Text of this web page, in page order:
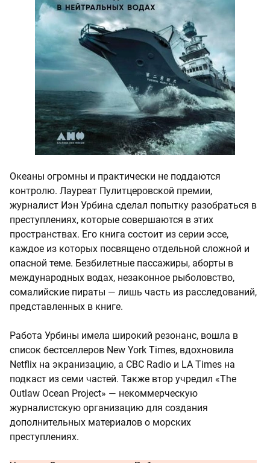
Океаны огромны и практически не поддаются
контролю. Лауреат Пулитцеровской премии,
журналист Иэн Урбина сделал попытку разобраться в
преступлениях, которые совершаются в этих
пространствах. Его книга состоит из серии эссе,
каждое из которых посвящено отдельной сложной и
опасной теме. Безбилетные пассажиры, аборты в
международных водах, незаконное рыболовство,
сомалийские пираты — лишь часть из расследований,
представленных в книге.
Работа Урбины имела широкий резонанс, вошла в
список бестселлеров New York Times, вдохновила
Netflix на экранизацию, а CBC Radio и LA Times на
подкаст из семи частей. Также втор учредил «The
Outlaw Ocean Project» — некоммерческую
журналистскую организацию для создания
дополнительных материалов о морских
преступлениях.